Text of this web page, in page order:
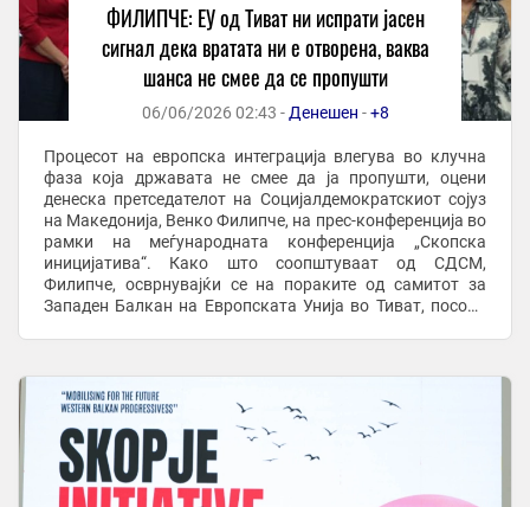
ФИЛИПЧЕ: ЕУ од Тиват ни испрати јасен
сигнал дека вратата ни е отворена, ваква
шанса не смее да се пропушти
06/06/2026 02:43 - Денешен -+8
Процесот на европска интеграција влегува во клучна
фаза која државата не смее да ја пропушти, оцени
денеска претседателот на Социјалдемократскиот сојуз
на Македонија, Венко Филипче, на прес-конференција во
рамки на меѓународната конференција „Скопска
иницијатива“. Како што соопштуваат од СДСМ,
Филипче, осврнувајќи се на пораките од самитот за
Западен Балкан на Европската Унија во Тиват, посочи